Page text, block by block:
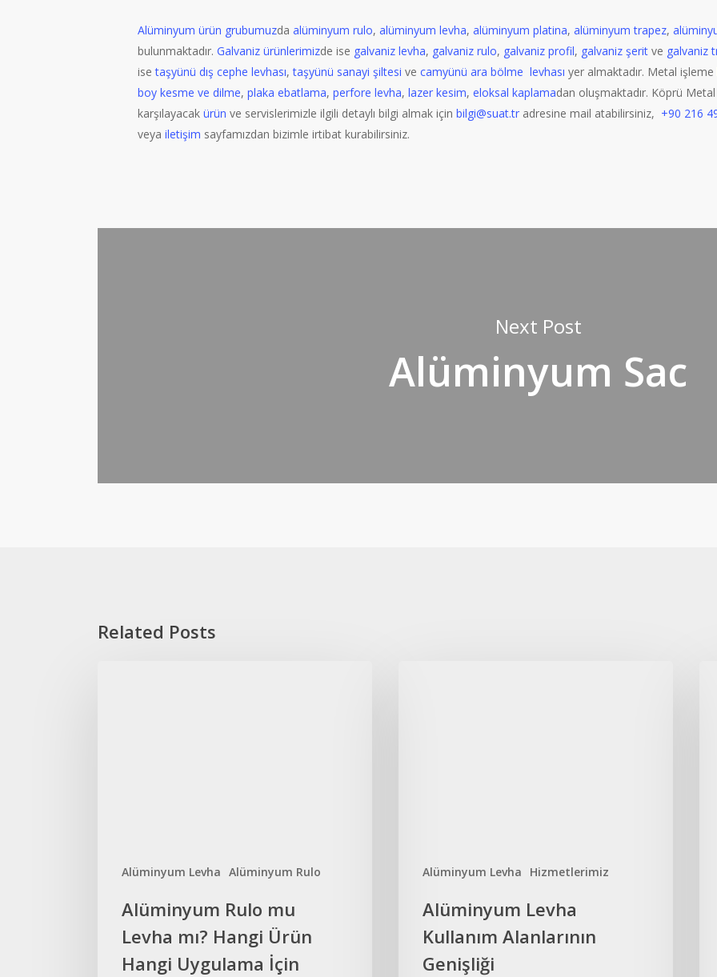
Alüminyum ürün grubumuzda alüminyum rulo, alüminyum levha, alüminyum platina, alüminyum trapez,
bulunmaktadır. Galvaniz ürünlerimizde ise galvaniz levha, galvaniz rulo, galvaniz profil, galvaniz şerit ve galvaniz
isetaşyünü dış cephe levhası,taşyünü sanayi şiltesi ve camyünü ara bölme levhası yer almaktadır. Metal işleme
boy kesme ve dilme, plaka ebatlama, perfore levha, lazer kesim, eloksal kaplamadan oluşmaktadır. Köprü
karşılayacak ürün ve servislerimizle ilgili detaylı bilgi almak için bilgi@suat.tr adresine mail atabilirsiniz, +90 216
veya iletişim sayfamızdan bizimle irtibat kurabilirsiniz.
Next Post
Alüminyum Sac
Related Posts
Alüminyum Levha Alüminyum Rulo
Daha
Alüminyum Rulo mu
Levha mı? Hangi Ürün
Hangi Uygulama İçin
Alüminyum Levha Hizmetlerimiz
Alüminyum Levha
Kullanım Alanlarının
Genişliği